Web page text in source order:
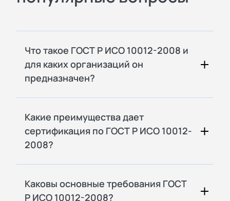
Что такое ГОСТ Р ИСО 10012-2008 и
для каких организаций он
предназначен?
Какие преимущества дает
сертификация по ГОСТ Р ИСО 10012-
2008?
Каковы основные требования ГОСТ
Р ИСО 10012-2008?